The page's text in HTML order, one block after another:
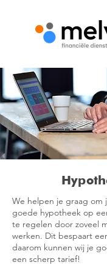
We helpen je graag om
goede hypotheek op
te regelen door zoveel
werken. Dit bespaart
daarom kunnen wij je
een scherp tarief!